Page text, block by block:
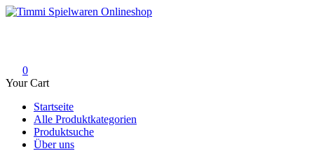
Skip
0
Your Cart
Startseite
Alle Produktkategorien
Produktsuche
Über uns